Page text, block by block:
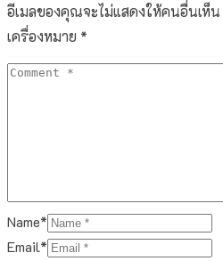
อีเมลของคุณจะไม่แสดงให้คนอื่นเห็น
เครื่องหมาย *
Name*
Email*